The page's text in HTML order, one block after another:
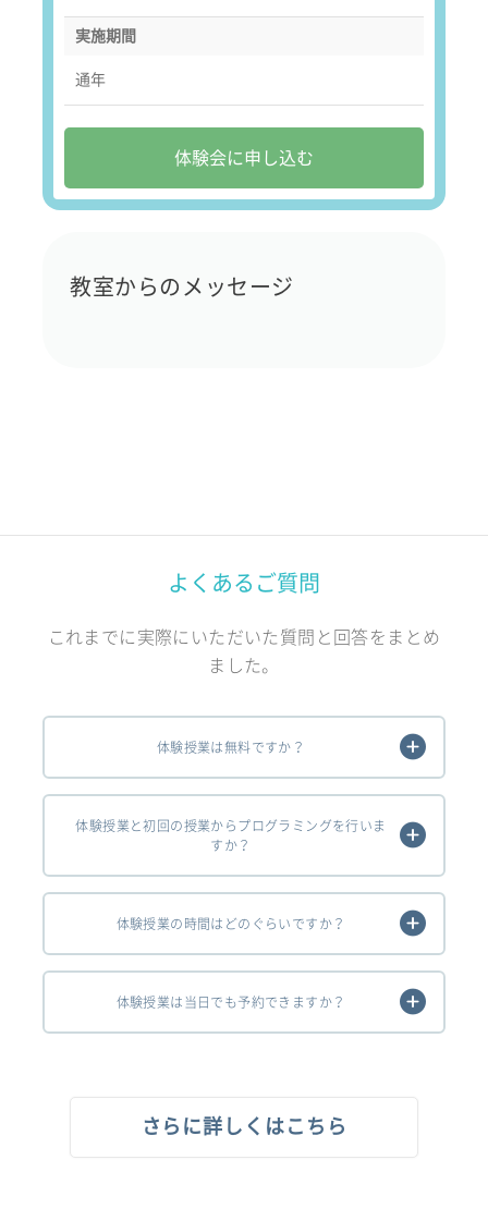
実施期間
通年
体験会に申し込む
教室からのメッセージ
よくあるご質問
これまでに実際にいただいた質問と回答をまとめ
ました。
体験授業は無料ですか？
体験授業と初回の授業からプログラミングを行いま
すか？
体験授業の時間はどのぐらいですか？
体験授業は当日でも予約できますか？
さらに詳しくはこちら